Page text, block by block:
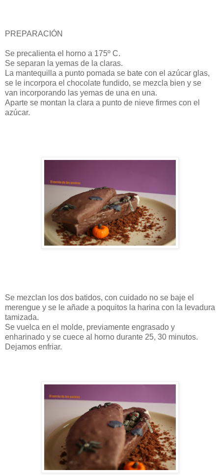
PREPARACIÓN
Se precalienta el horno a 175º C.
Se separan la yemas de la claras.
La mantequilla a punto pomada se bate con el azúcar glas,
se le incorpora el chocolate fundido, se mezcla bien y se
van incorporando las yemas de una en una.
Aparte se montan la clara a punto de nieve firmes con el
azúcar.
Se mezclan los dos batidos, con cuidado no se baje el
merengue y se le añade a poquitos la harina con la levadura
tamizada.
Se vuelca en el molde, previamente engrasado y
enharinado y se cuece al horno durante 25, 30 minutos.
Dejamos enfriar.